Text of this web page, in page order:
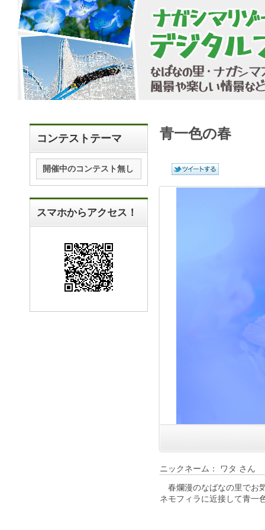
コンテストテーマ
開催中のコンテスト無し
スマホからアクセス！
青一色の春
ニックネーム： ワタ さん
春爛漫のなばなの里でお
ネモフィラに近接して青一